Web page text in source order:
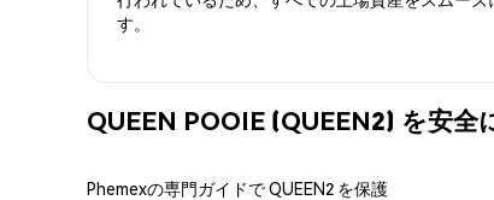
す。
QUEEN POOIE (QUEEN2) を安全
Phemexの専門ガイドで QUEEN2 を保護